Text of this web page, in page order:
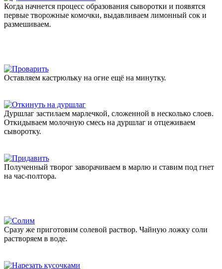
Когда начнется процесс образования сыворотки и появятся
первые творожные комочки, выдавливаем лимонный сок и
размешиваем.
Оставляем кастрюльку на огне ещё на минутку.
Дуршлаг застилаем марлечкой, сложенной в несколько слоев.
Откидываем молочную смесь на дуршлаг и отцеживаем
сыворотку.
Полученный творог заворачиваем в марлю и ставим под гнет
на час-полтора.
Сразу же приготовим солевой раствор. Чайную ложку соли
растворяем в воде.